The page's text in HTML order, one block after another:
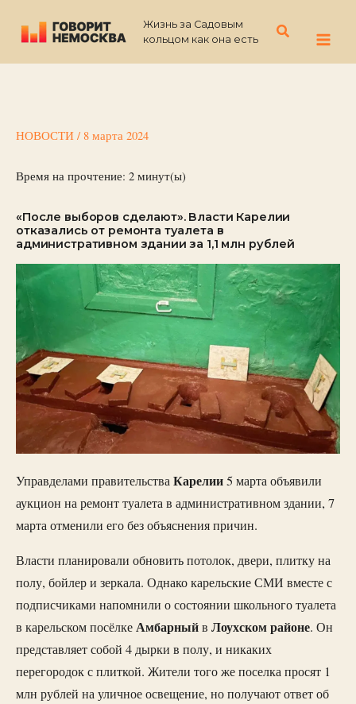
содержимому
Жизнь за Садовым
кольцом как она есть
Поиск
НОВОСТИ / 8 марта 2024
Время на прочтение: 2 минут(ы)
«После выборов сделают». Власти Карелии
отказались от ремонта туалета в
административном здании за 1,1 млн рублей
Управделами правительстваКарелии5 марта объявили
аукцион на ремонт туалета в административном здании, 7
марта отменили его без объяснения причин.
Власти планировали обновить потолок, двери, плитку на
полу, бойлер и зеркала. Однако карельские СМИ вместе с
подписчиками напомнили о состоянии школьного туалета
в карельском посёлкеАмбарныйв Лоухскомрайоне. Он
представляет собой 4 дырки в полу, и никаких
перегородок с плиткой. Жители того же поселка просят 1
млн рублей на уличное освещение, но получают ответ об